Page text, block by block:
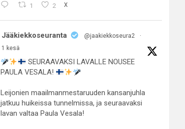
1 2 X
Jääkiekkoseuranta @jaakiekkoseura2
·
1 kesä
SEURAAVAKSI LAVALLE NOUSEE
PAULA VESALA!
Leijonien maailmanmestaruuden kansanjuhla
jatkuu huikeissa tunnelmissa, ja seuraavaksi
lavan valtaa Paula Vesala!